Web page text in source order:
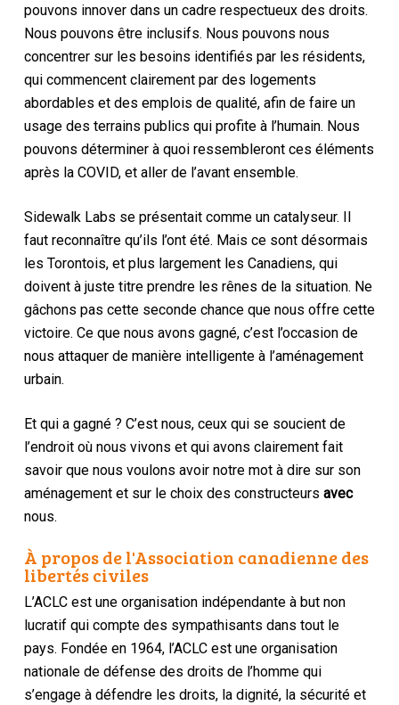
pouvons innover dans un cadre respectueux des droits.
Nous pouvons être inclusifs. Nous pouvons nous
concentrer sur les besoins identifiés par les résidents,
qui commencent clairement par des logements
abordables et des emplois de qualité, afin de faire un
usage des terrains publics qui profite à l’humain. Nous
pouvons déterminer à quoi ressembleront ces éléments
après la COVID, et aller de l’avant ensemble.
Sidewalk Labs se présentait comme un catalyseur. Il
faut reconnaître qu’ils l’ont été. Mais ce sont désormais
les Torontois, et plus largement les Canadiens, qui
doivent à juste titre prendre les rênes de la situation. Ne
gâchons pas cette seconde chance que nous offre cette
victoire. Ce que nous avons gagné, c’est l’occasion de
nous attaquer de manière intelligente à l’aménagement
urbain.
Et qui a gagné ? C’est nous, ceux qui se soucient de
l’endroit où nous vivons et qui avons clairement fait
savoir que nous voulons avoir notre mot à dire sur son
aménagement et sur le choix des constructeurs avec
nous.
À propos de l'Association canadienne des
libertés civiles
L’ACLC est une organisation indépendante à but non
lucratif qui compte des sympathisants dans tout le
pays. Fondée en 1964, l’ACLC est une organisation
nationale de défense des droits de l’homme qui
s’engage à défendre les droits, la dignité, la sécurité et